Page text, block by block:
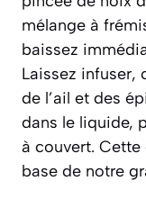
mélange à
baissez
Laissez infuser,
de l’ail et des
dans le liquide,
à couvert.
base de notre